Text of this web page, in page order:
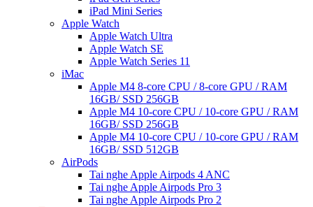
iPad Mini Series
Apple Watch
Apple Watch Ultra
Apple Watch SE
Apple Watch Series 11
iMac
Apple M4 8-core CPU / 8-core GPU / RAM
16GB/ SSD 256GB
Apple M4 10-core CPU / 10-core GPU / RAM
16GB/ SSD 256GB
Apple M4 10-core CPU / 10-core GPU / RAM
16GB/ SSD 512GB
AirPods
Tai nghe Apple Airpods 4 ANC
Tai nghe Apple Airpods Pro 3
Tai nghe Apple Airpods Pro 2